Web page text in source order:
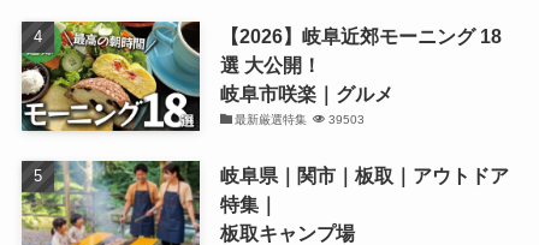
【2026】岐阜近郊モーニング 18
選 大公開！
岐阜市咲楽｜グルメ
最新厳選特集 39503
岐阜県｜関市｜板取｜アウトドア
特集｜
板取キャンプ場